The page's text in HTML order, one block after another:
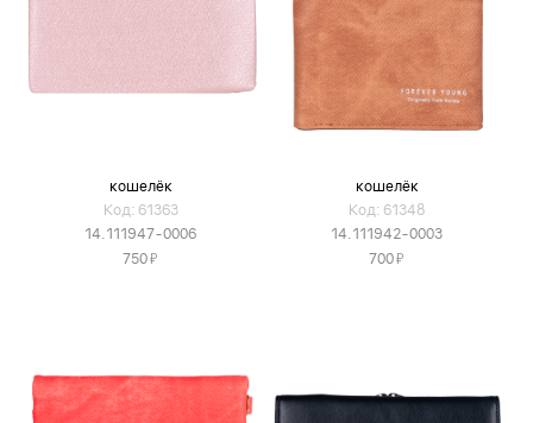
кошелёк
Код: 61363
14.111947-0006
750Я
кошелёк
Код: 61348
14.111942-0003
700Я